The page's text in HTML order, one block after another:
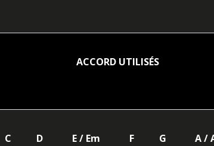
ACCORD UTILISÉS
C D E / Em F G A /